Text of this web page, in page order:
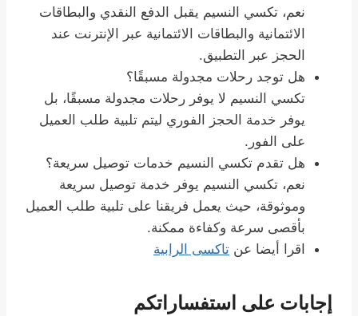
نعم، تكسي النسيم يقبل الدفع النقدي والبطاقات
الائتمانية والبطاقات الائتمانية عبر الإنترنت عند
الحجز عبر التطبيق.
هل توجد رحلات مجدولة مسبقًا؟
تكسي النسيم لا يوفر رحلات مجدولة مسبقًا، بل
يوفر خدمة الحجز الفوري ليتم تلبية طلب العميل
على الفور.
هل تقدم تكسي النسيم خدمات توصيل سريعة؟
نعم، تكسي النسيم يوفر خدمة توصيل سريعة
وموثوقة، حيث يعمل فريقنا على تلبية طلب العميل
بأقصى سرعة وكفاءة ممكنة.
اقرا أيضا عن تاكسى الرابية
إجابات على استفساراتكم